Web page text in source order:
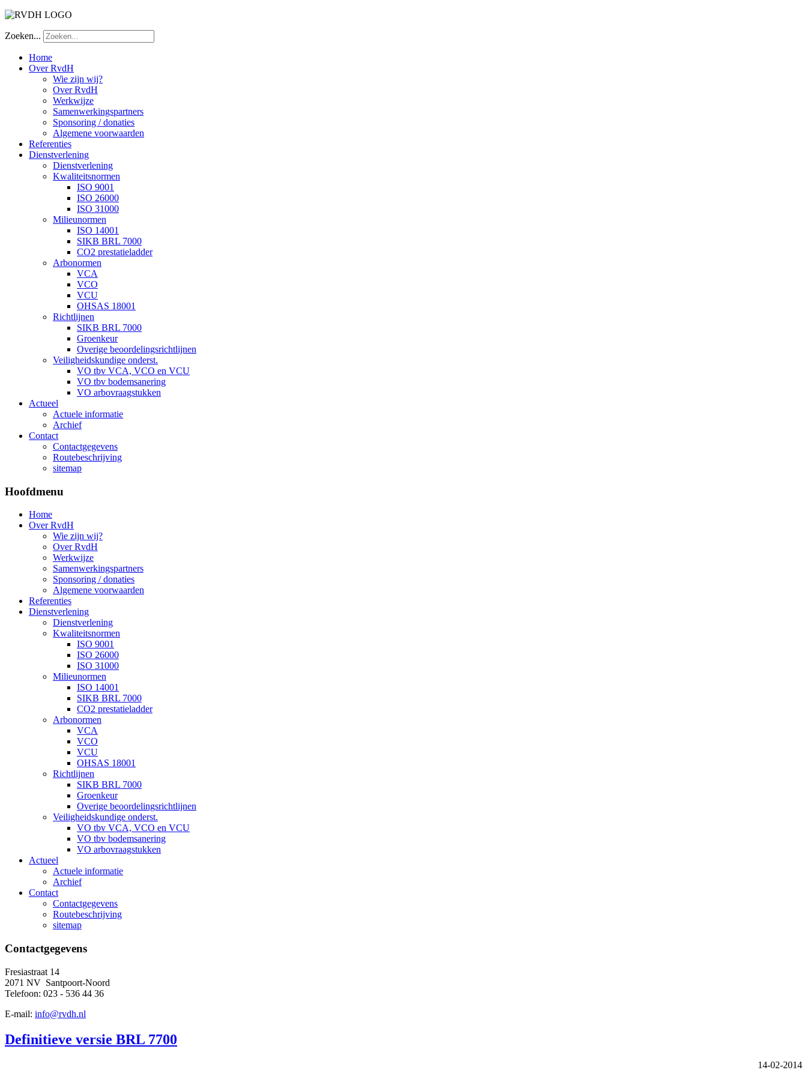
Zoeken...
Home
Over RvdH
Wie zijn wij?
Over RvdH
Werkwijze
Samenwerkingspartners
Sponsoring / donaties
Algemene voorwaarden
Referenties
Dienstverlening
Dienstverlening
Kwaliteitsnormen
ISO 9001
ISO 26000
ISO 31000
Milieunormen
ISO 14001
SIKB BRL 7000
CO2 prestatieladder
Arbonormen
VCA
VCO
VCU
OHSAS 18001
Richtlijnen
SIKB BRL 7000
Groenkeur
Overige beoordelingsrichtlijnen
Veiligheidskundige onderst.
VO tbv VCA, VCO en VCU
VO tbv bodemsanering
VO arbovraagstukken
Actueel
Actuele informatie
Archief
Contact
Contactgegevens
Routebeschrijving
sitemap
Hoofdmenu
Home
Over RvdH
Wie zijn wij?
Over RvdH
Werkwijze
Samenwerkingspartners
Sponsoring / donaties
Algemene voorwaarden
Referenties
Dienstverlening
Dienstverlening
Kwaliteitsnormen
ISO 9001
ISO 26000
ISO 31000
Milieunormen
ISO 14001
SIKB BRL 7000
CO2 prestatieladder
Arbonormen
VCA
VCO
VCU
OHSAS 18001
Richtlijnen
SIKB BRL 7000
Groenkeur
Overige beoordelingsrichtlijnen
Veiligheidskundige onderst.
VO tbv VCA, VCO en VCU
VO tbv bodemsanering
VO arbovraagstukken
Actueel
Actuele informatie
Archief
Contact
Contactgegevens
Routebeschrijving
sitemap
Contactgegevens
Fresiastraat 14
2071 NV Santpoort-Noord
Telefoon: 023 - 536 44 36
E-mail: info@rvdh.nl
Definitieve versie BRL 7700
14-02-2014